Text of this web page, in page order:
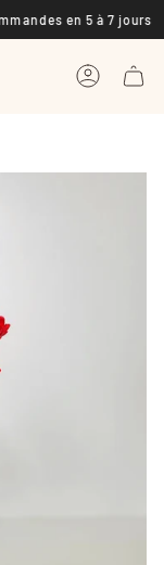
en 5 à 7 jours -
COMPTE